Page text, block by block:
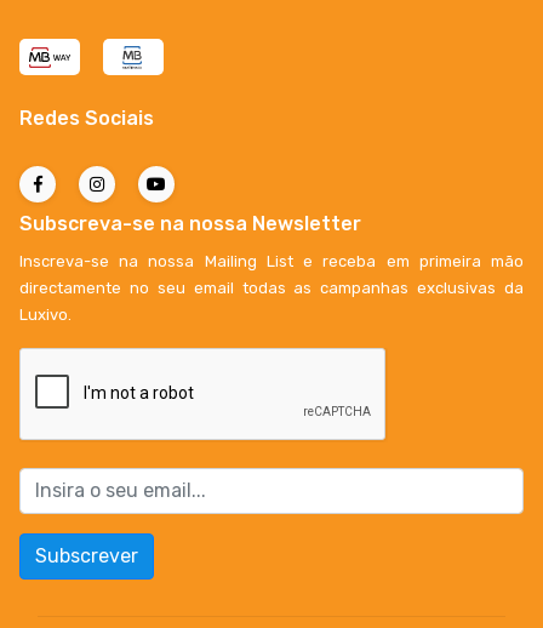
Redes Sociais
Subscreva-se na nossa Newsletter
Inscreva-se na nossa Mailing List e receba em primeira mão
directamente no seu email todas as campanhas exclusivas da
Luxivo.
Subscrever